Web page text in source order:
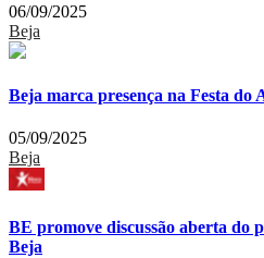
06/09/2025
Beja
Beja marca presença na Festa do
05/09/2025
Beja
BE promove discussão aberta do
Beja